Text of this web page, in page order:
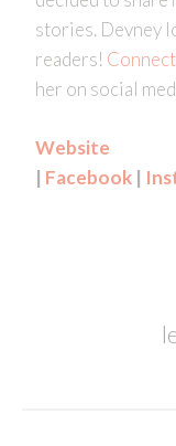
stories. Devney
readers! Connect
her on social
Website
| Facebook|